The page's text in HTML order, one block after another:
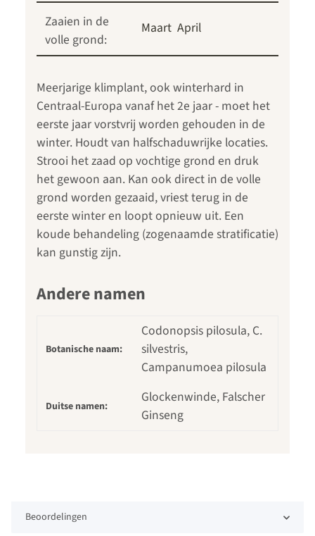
Zaaien in de
volle grond:
Maart April
Meerjarige klimplant, ook winterhard in
Centraal-Europa vanaf het 2e jaar - moet het
eerste jaar vorstvrij worden gehouden in de
winter. Houdt van halfschaduwrijke locaties.
Strooi het zaad op vochtige grond en druk
het gewoon aan. Kan ook direct in de volle
grond worden gezaaid, vriest terug in de
eerste winter en loopt opnieuw uit. Een
koude behandeling (zogenaamde stratificatie)
kan gunstig zijn.
Andere namen
Botanische naam:
Codonopsis pilosula, C.
silvestris,
Campanumoea pilosula
Duitse namen:
Glockenwinde, Falscher
Ginseng
Beoordelingen